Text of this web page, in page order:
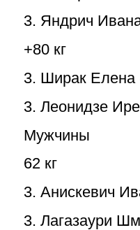
3. Яндрич
+80 кг
3. Ширак Елена
3. Леонидзе
Мужчины
62 кг
3. Анискевич
3. Лагазаури